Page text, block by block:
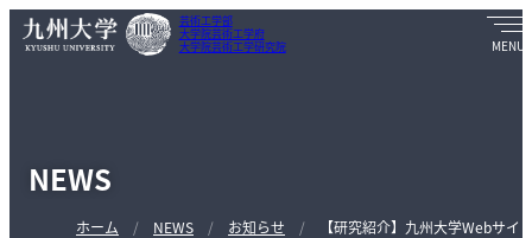
芸術工学部
大学院芸術工学府
大学院芸術工学研究院
NEWS
ホーム NEWS お知らせ 【研究紹介】九州大学Webサ